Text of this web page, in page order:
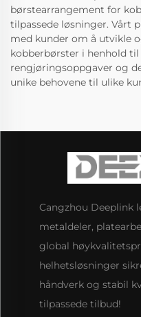
børstearrangement for
tilpassede løsninger. Vårt
med kunder om å utvikle
kobberbørster i henhold til
rengjøringsoppgaver og
unike behovene til ulike
Cangzhou Deeplink
metaldeler,
global
helhetsløsninger
håndverk og stabil
tilpassede tilbud!